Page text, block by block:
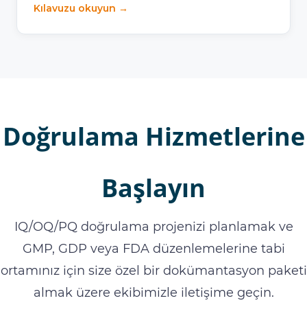
Kılavuzu okuyun →
Doğrulama Hizmetlerine
Başlayın
IQ/OQ/PQ doğrulama projenizi planlamak ve
GMP, GDP veya FDA düzenlemelerine tabi
ortamınız için size özel bir dokümantasyon paketi
almak üzere ekibimizle iletişime geçin.